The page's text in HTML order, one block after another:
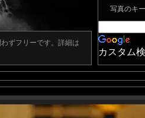
ずフリーです。詳細は
写真のキ
カスタム